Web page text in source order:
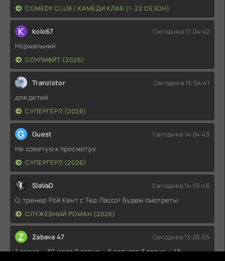
COMEDY CLUB / КАМЕДИ КЛАБ (1-22 СЕЗОН)
K kolo67 Сегодня в 17:04:42
Нормальний
СОУЛМ8ЙТ (2026)
Tranzistor Сегодня в 16:54:41
для детей
СУПЕРГЕРЛ (2026)
G Guest Сегодня в 14:04:43
Не советую к просмотру
СУПЕРГЕРЛ (2026)
SlaVaD Сегодня в 14:03:46
О, тренер Рой Кент с Тед Лассо! Будем смотреть!
СЛУЖЕБНЫЙ РОМАН (2026)
Z Zabava 47 Сегодня в 13:05:55
1 серия — 30 июля;2 серия — 6 августа;3 серия — 13